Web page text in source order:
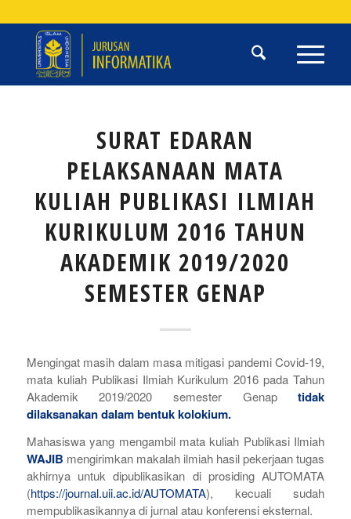
SURAT EDARAN
PELAKSANAAN MATA
KULIAH PUBLIKASI ILMIAH
KURIKULUM 2016 TAHUN
AKADEMIK 2019/2020
SEMESTER GENAP
Mengingat masih dalam masa mitigasi pandemi Covid-19,
mata kuliah Publikasi Ilmiah Kurikulum 2016 pada Tahun
Akademik 2019/2020 semester Genaptidak
dilaksanakan dalam bentuk kolokium.
Mahasiswa yang mengambil mata kuliah Publikasi Ilmiah
WAJIB mengirimkan makalah ilmiah hasil pekerjaan tugas
akhirnya untuk dipublikasikan di prosiding AUTOMATA
(https://journal.uii.ac.id/AUTOMATA), kecuali sudah
mempublikasikannya di jurnal atau konferensi eksternal.